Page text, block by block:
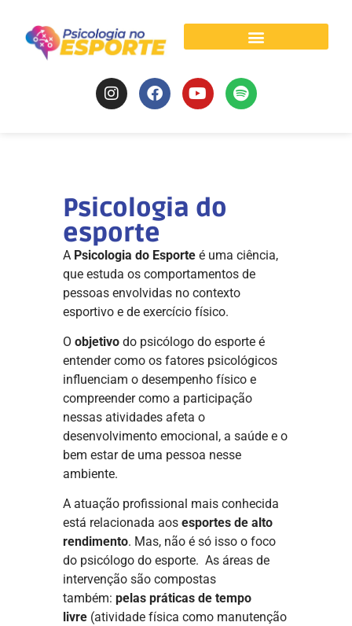
Psicologia do
esporte
A Psicologia do Esporte é uma ciência,
que estuda os comportamentos de
pessoas envolvidas no contexto
esportivo e de exercício físico.
O objetivo do psicólogo do esporte é
entender como os fatores psicológicos
influenciam o desempenho físico e
compreender como a participação
nessas atividades afeta o
desenvolvimento emocional, a saúde e o
bem estar de uma pessoa nesse
ambiente.
A atuação profissional mais conhecida
está relacionada aos esportes de alto
rendimento. Mas, não é só isso o foco
do psicólogo do esporte. As áreas de
intervenção são compostas
também: pelas práticas de tempo
livre (atividade física como manutenção